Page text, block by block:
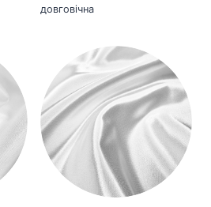
довговічна